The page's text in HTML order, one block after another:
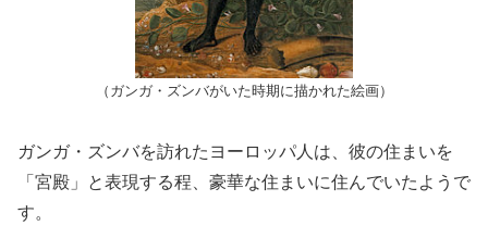
（ガンガ・ズンバがいた時期に描かれた絵画）
ガンガ・ズンバを訪れたヨーロッパ人は、彼の住まいを
「宮殿」と表現する程、豪華な住まいに住んでいたようで
す。